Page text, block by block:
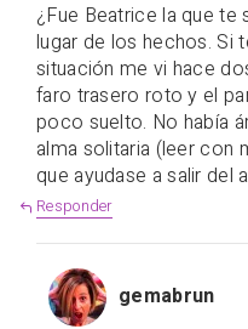
¿Fue Beatrice la que te
lugar de los hechos. Si
situación me vi hace
faro trasero roto y el
poco suelto. No había
alma solitaria (leer con
que ayudase a salir del
Responder
gemabrun